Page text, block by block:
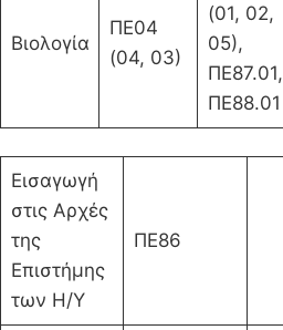
Βιολογία
ΠΕ04
(04, 03)
(01, 02,
05),
ΠΕ87.01,
ΠΕ88.01
Εισαγωγή
στις Αρχές
της
Επιστήμης
των Η/Υ
ΠΕ86